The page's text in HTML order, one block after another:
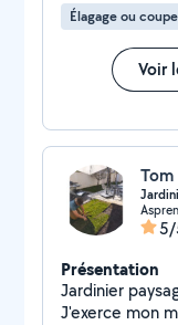
Élagage ou
Voir
Présentation
Jardinier
J'exerce mon